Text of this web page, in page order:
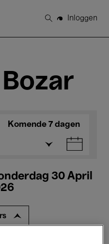
Zoeken
Inloggen
Bozar
Komende 7 dagen
30 April